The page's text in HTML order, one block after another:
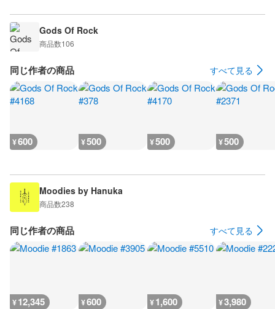
Gods Of Rock
商品数106
同じ作者の商品 すべて見る
¥600 ¥500 ¥500 ¥500
Moodies by Hanuka
商品数238
同じ作者の商品 すべて見る
¥12,345 ¥600 ¥1,600 ¥3,980